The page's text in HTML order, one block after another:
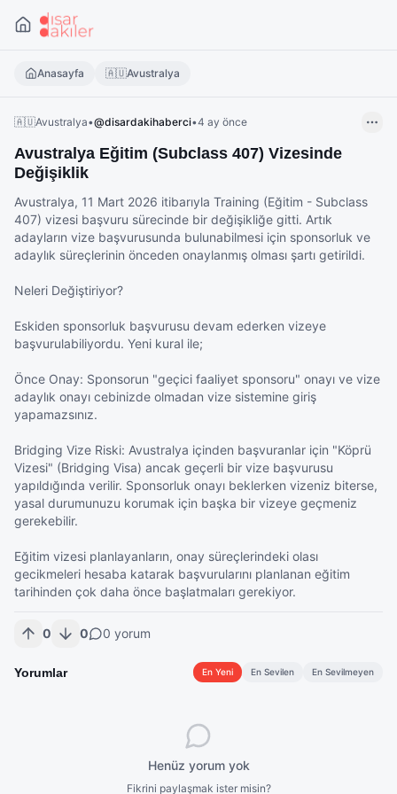
Anasayfa 🇦🇺Avustralya
🇦🇺Avustralya•@disardakihaberci•4 ay önce
Avustralya Eğitim (Subclass 407) Vizesinde
Değişiklik
Avustralya, 11 Mart 2026 itibarıyla Training (Eğitim - Subclass
407) vizesi başvuru sürecinde bir değişikliğe gitti. Artık
adayların vize başvurusunda bulunabilmesi için sponsorluk ve
adaylık süreçlerinin önceden onaylanmış olması şartı getirildi.
Neleri Değiştiriyor?
Eskiden sponsorluk başvurusu devam ederken vizeye
başvurulabiliyordu. Yeni kural ile;
Önce Onay: Sponsorun "geçici faaliyet sponsoru" onayı ve vize
adaylık onayı cebinizde olmadan vize sistemine giriş
yapamazsınız.
Bridging Vize Riski: Avustralya içinden başvuranlar için "Köprü
Vizesi" (Bridging Visa) ancak geçerli bir vize başvurusu
yapıldığında verilir. Sponsorluk onayı beklerken vizeniz biterse,
yasal durumunuzu korumak için başka bir vizeye geçmeniz
gerekebilir.
Eğitim vizesi planlayanların, onay süreçlerindeki olası
gecikmeleri hesaba katarak başvurularını planlanan eğitim
tarihinden çok daha önce başlatmaları gerekiyor.
0 0 0 yorum
Yorumlar En Yeni En Sevilen En Sevilmeyen
Henüz yorum yok
Fikrini paylaşmak ister misin?